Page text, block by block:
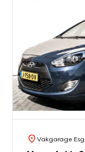
Vakgarage